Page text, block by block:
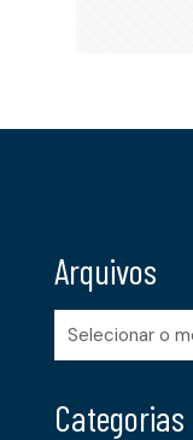
Arquivos
Arquivos
Categorias